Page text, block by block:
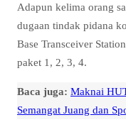
Adapun kelima orang
dugaan tindak pidana
Base Transceiver
paket 1, 2, 3, 4.
Baca juga: Maknai
Semangat Juang dan